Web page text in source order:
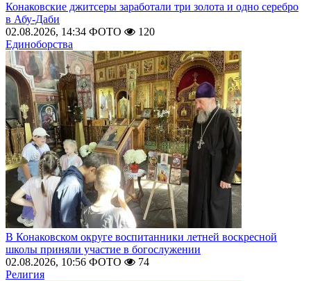
Конаковские джитсеры заработали три золота и одно серебро
в Абу-Даби
02.08.2026, 14:34 ФОТО
120
Единоборства
В Конаковском округе воспитанники летней воскресной
школы приняли участие в богослужении
02.08.2026, 10:56 ФОТО
74
Религия